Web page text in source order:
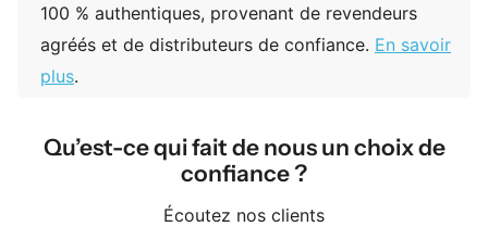
100 % authentiques, provenant de revendeurs
agréés et de distributeurs de confiance. En savoir
plus.
Qu’est-ce qui fait de nous un choix de
confiance ?
Écoutez nos clients